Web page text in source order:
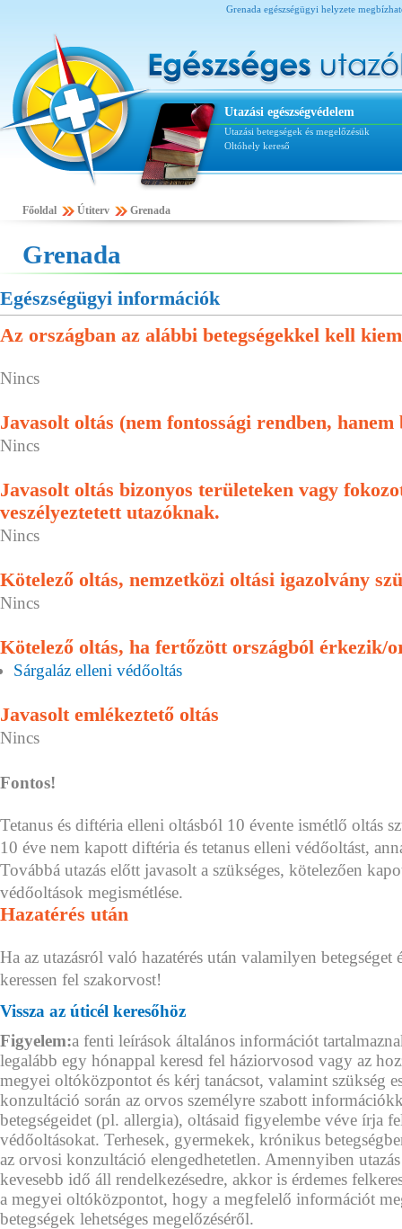
Grenada egészségügyi helyzete
Utazási egészségvédelem
Utazási betegségek és megelőzésük
Oltóhely kereső
Főoldal Útiterv Grenada
Grenada
Egészségügyi információk
Az országban az alábbi betegségekkel kell
Nincs
Javasolt oltás (nem fontossági rendben, hanem
Nincs
Javasolt oltás bizonyos területeken vagy
veszélyeztetett utazóknak.
Nincs
Kötelező oltás, nemzetközi oltási igazolvány
Nincs
Kötelező oltás, ha fertőzött országból érkezik/
Sárgaláz elleni védőoltás
Javasolt emlékeztető oltás
Nincs
Fontos!
Tetanus és diftéria elleni oltásból 10 évente ismétlő oltás
10 éve nem kapott diftéria és tetanus elleni védőoltást,
Továbbá utazás előtt javasolt a szükséges, kötelezően
védőoltások megismétlése.
Hazatérés után
Ha az utazásról való hazatérés után valamilyen betegséget
keressen fel szakorvost!
Vissza az úticél keresőhöz
Figyelem:a fenti leírások általános információt
legalább egy hónappal keresd fel háziorvosod vagy az
megyei oltóközpontot és kérj tanácsot, valamint szükség
konzultáció során az orvos személyre szabott
betegségeidet (pl. allergia), oltásaid figyelembe véve írja
védőoltásokat. Terhesek, gyermekek, krónikus
az orvosi konzultáció elengedhetetlen. Amennyiben
kevesebb idő áll rendelkezésedre, akkor is érdemes
a megyei oltóközpontot, hogy a megfelelő információt
betegségek lehetséges megelőzéséről.